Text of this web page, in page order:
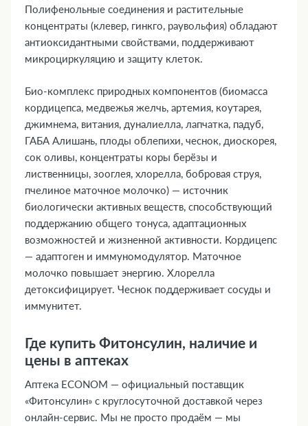
Полифенольные соединения и растительные
концентраты (клевер, гинкго, раувольфия) обладают
антиоксидантными свойствами, поддерживают
микроциркуляцию и защиту клеток.
Био-комплекс природных компонентов (биомасса
кордицепса, медвежья желчь, артемия, коутарея,
джимнема, витания, дуналиелла, лапчатка, падуб,
ГАБА Алишань, плоды облепихи, чеснок, диоскорея,
сок оливы, концентраты коры берёзы и
лиственницы, зооглея, хлорелла, бобровая струя,
пчелиное маточное молочко) — источник
биологически активных веществ, способствующий
поддержанию общего тонуса, адаптационных
возможностей и жизненной активности. Кордицепс
— адаптоген и иммуномодулятор. Маточное
молочко повышает энергию. Хлорелла
детоксифицирует. Чеснок поддерживает сосуды и
иммунитет.
Где купить Фитонсулин, наличие и
цены в аптеках
Аптека ECONOM — официальный поставщик
«Фитонсулин» с круглосуточной доставкой через
онлайн-сервис. Мы не просто продаём — мы